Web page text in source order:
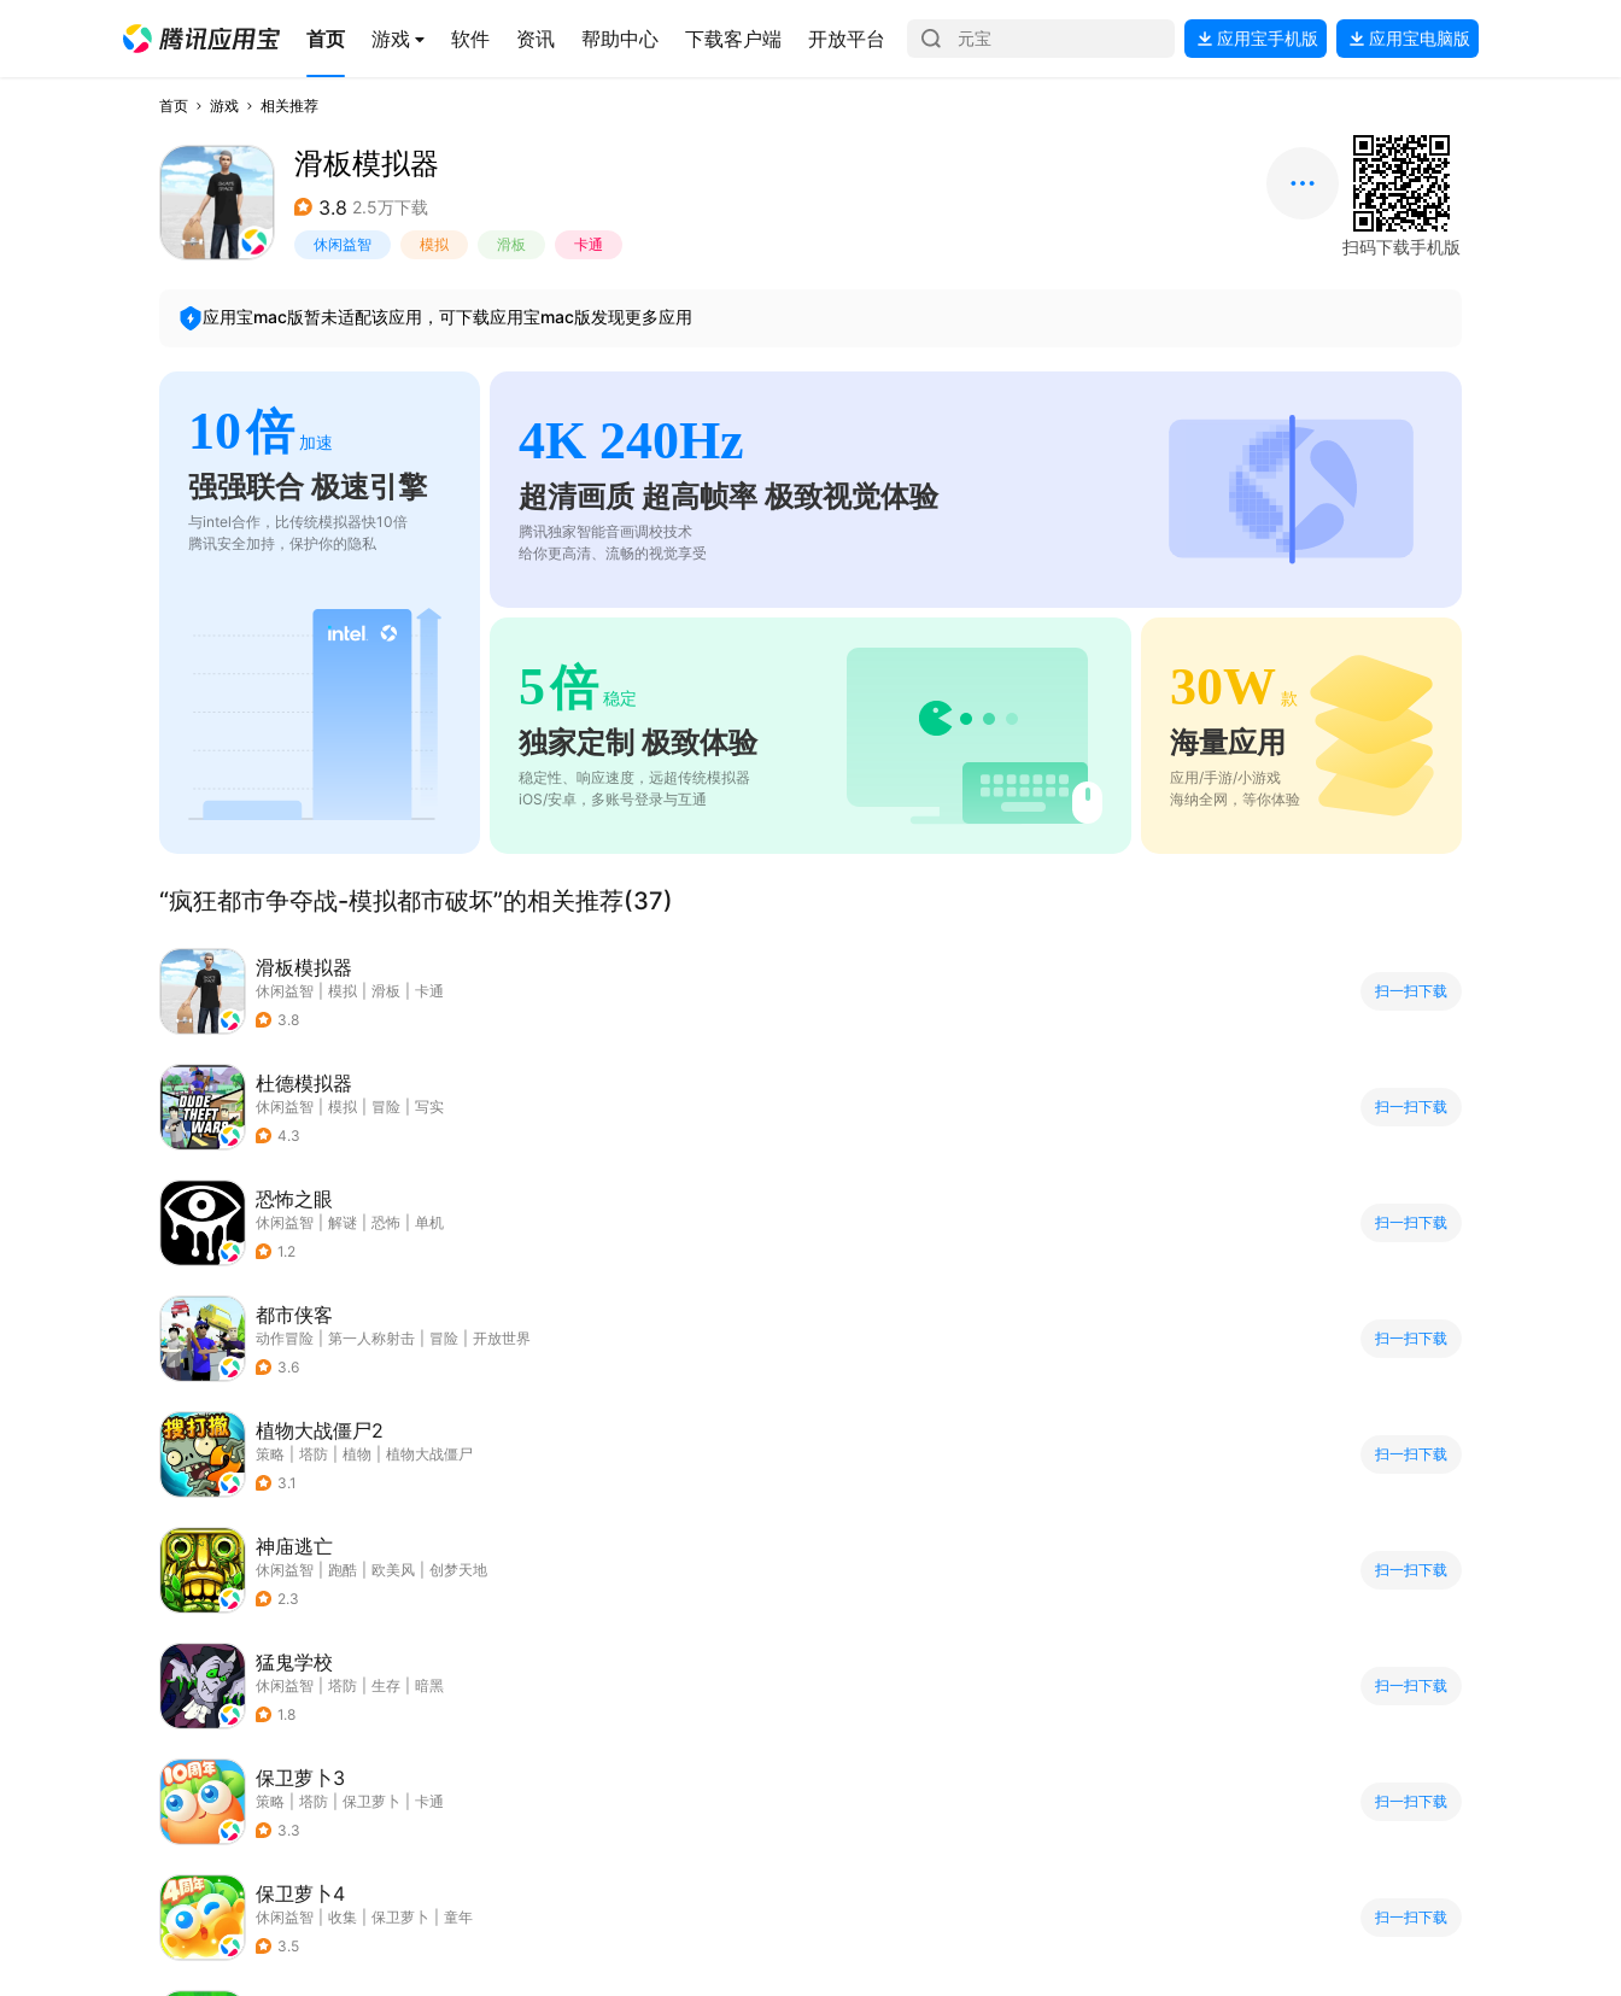
首页 游戏 软件 资讯 帮助中心 下载客户端 开放平台 应用宝手机版 应用宝电脑版
首页 游戏 相关推荐
滑板模拟器
3.8 2.5万下载
休闲益智 模拟 滑板 卡通 扫码下载手机版
应用宝mac版暂未适配该应用，可下载应用宝mac版发现更多应用
10倍 加速
强强联合 极速引擎
与intel合作，比传统模拟器快10倍
腾讯安全加持，保护你的隐私
4K 240Hz
超清画质 超高帧率 极致视觉体验
腾讯独家智能音画调校技术
给你更高清、流畅的视觉享受
5倍 稳定
独家定制 极致体验
稳定性、响应速度，远超传统模拟器
iOS/安卓，多账号登录与互通
30W 款
海量应用
应用/手游/小游戏
海纳全网，等你体验
“疯狂都市争夺战-模拟都市破坏”的相关推荐(37)
滑板模拟器
休闲益智 模拟 滑板
卡通
3.8
扫一扫下载
杜德模拟器
休闲益智 模拟 冒险
写实
4.3
扫一扫下载
恐怖之眼
休闲益智 解谜 恐怖
单机
1.2
扫一扫下载
都市侠客
动作冒险 第一人称射击 冒险
开放世界
3.6
扫一扫下载
植物大战僵尸2
策略 塔防 植物
植物大战僵尸
3.1
扫一扫下载
神庙逃亡
休闲益智 跑酷 欧美风
创梦天地
2.3
扫一扫下载
猛鬼学校
休闲益智 塔防 生存
暗黑
1.8
扫一扫下载
保卫萝卜3
策略 塔防 保卫萝卜
卡通
3.3
扫一扫下载
保卫萝卜4
休闲益智 收集 保卫萝卜
童年
3.5
扫一扫下载